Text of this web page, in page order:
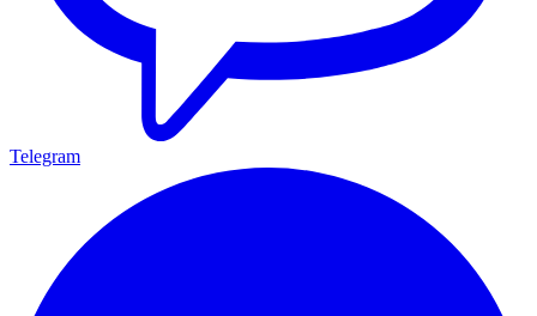
Telegram